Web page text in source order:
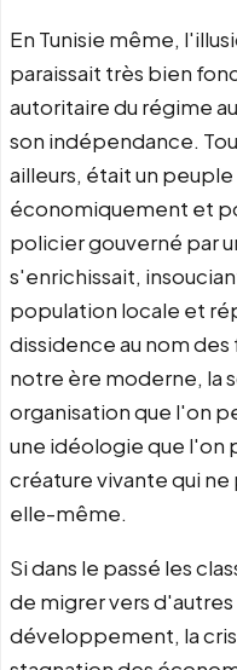
En Tunisie même,
paraissait très bien
autoritaire du régime
son indépendance.
ailleurs, était un
économiquement et
policier gouverné par
s'enrichissait,
population locale et
dissidence au nom des
notre ère moderne, la
organisation que l'on
une idéologie que l'on
créature vivante qui
elle-même.
Si dans le passé les
de migrer vers
développement, la